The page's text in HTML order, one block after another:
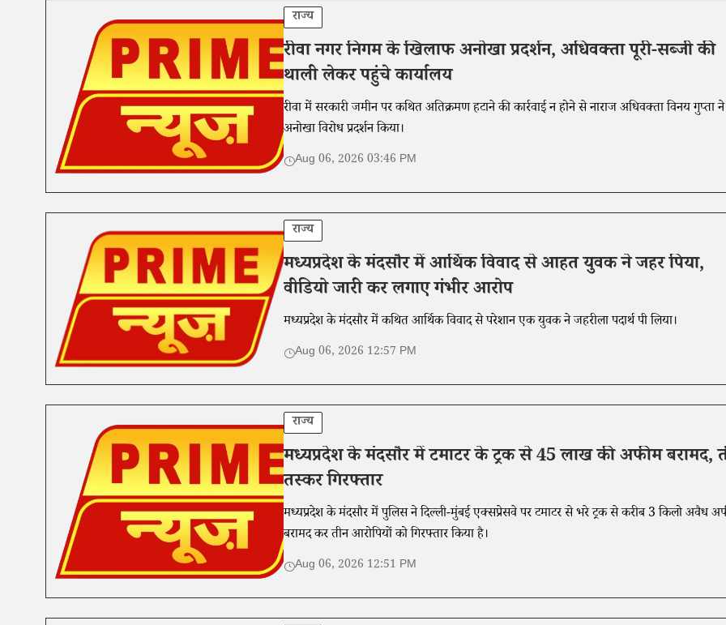
राज्य
रीवा नगर निगम के खिलाफ अनोखा प्रदर्शन, अधिवक्ता पूरी-सब्जी की
थाली लेकर पहुंचे कार्यालय
रीवा में सरकारी जमीन पर कथित अतिक्रमण हटाने की कार्रवाई न होने से नाराज अधिवक्ता विनय गुप्ता ने
अनोखा विरोध प्रदर्शन किया।
Aug 06, 2026 03:46 PM
राज्य
मध्यप्रदेश के मंदसौर में आर्थिक विवाद से आहत युवक ने जहर पिया,
वीडियो जारी कर लगाए गंभीर आरोप
मध्यप्रदेश के मंदसौर में कथित आर्थिक विवाद से परेशान एक युवक ने जहरीला पदार्थ पी लिया।
Aug 06, 2026 12:57 PM
राज्य
मध्यप्रदेश के मंदसौर में टमाटर के ट्रक से 45 लाख की अफीम बरामद,
तस्कर गिरफ्तार
मध्यप्रदेश के मंदसौर में पुलिस ने दिल्ली-मुंबई एक्सप्रेसवे पर टमाटर से भरे ट्रक से करीब 3 किलो अवैध
बरामद कर तीन आरोपियों को गिरफ्तार किया है।
Aug 06, 2026 12:51 PM